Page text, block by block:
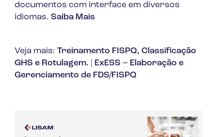
documentos com interface em diversos
idiomas. Saiba Mais
Veja mais: Treinamento FISPQ, Classificação
GHS e Rotulagem.
ExESS – Elaboração e
Gerenciamento de FDS/FISPQ